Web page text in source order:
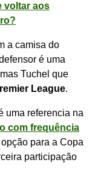
voltar aos
a camisa do
é uma
Tuchel que
League.
uma referencia na
com frequência
para a Copa
participação